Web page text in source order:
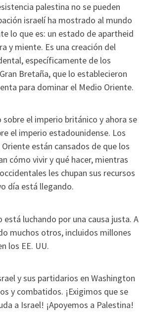
palestina no se pueden
israelí ha mostrado al mundo
lo que es: un estado de apartheid
y miente. Es una creación del
específicamente de los
Bretaña, que lo establecieron
para dominar el Medio Oriente.
sobre el imperio británico y ahora se
el imperio estadounidense. Los
están cansados de que los
cómo vivir y qué hacer, mientras
les chupan sus recursos
día está llegando.
está luchando por una causa justa. A
muchos otros, incluidos millones
los EE. UU.
y sus partidarios en Washington
y combatidos. ¡Exigimos que se
a Israel! ¡Apoyemos a Palestina!